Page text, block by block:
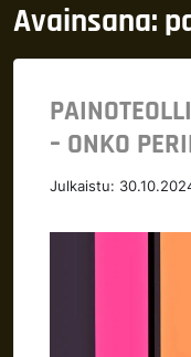
Avainsana:
– ONKO
Julkaistu: